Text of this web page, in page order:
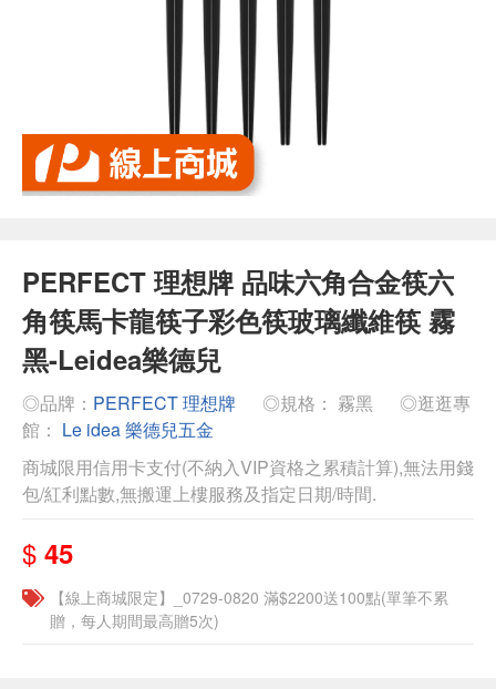
PERFECT 理想牌 品味六角合金筷六
角筷馬卡龍筷子彩色筷玻璃纖維筷 霧
黑-Leidea樂德兒
◎品牌： PERFECT 理想牌 ◎規格： 霧黑
◎逛逛專
館： Le idea 樂德兒五金
商城限用信用卡支付(不納入VIP資格之累積計算),無法用錢
包/紅利點數,無搬運上樓服務及指定日期/時間.
$ 45
【線上商城限定】_0729-0820 滿$2200送100點(單筆不累
贈，每人期間最高贈5次)